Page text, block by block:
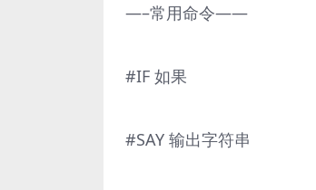
—–常用命令——
#IF 如果
#SAY 输出字符串